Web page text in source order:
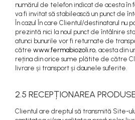
numărul de telefon indicat de acesta în
va fi invitat să stabilească un punct de
În cazul În care Clientul/destinatarul nu
prezintă nici la noul punct de întâlnire
atunci bunurile vor fi returnate de
către www.fermabiozoli.ro, acesta din
rețina din orice sume plătite de către
livrare și transport și daunele suferite.
2.5 RECEPȚIONAREA
Clientul are dreptul să transmită Site-